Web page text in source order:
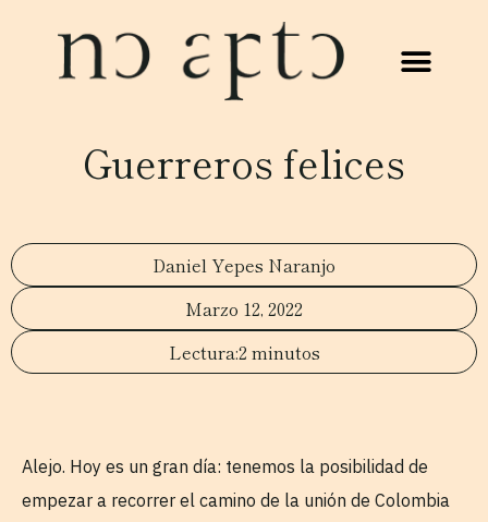
Guerreros felices
Daniel Yepes Naranjo
Marzo 12, 2022
2 minutos
Alejo. Hoy es un gran día: tenemos la posibilidad de
empezar a recorrer el camino de la unión de Colombia